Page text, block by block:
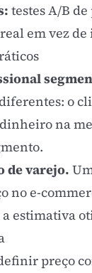
testes A/B
em vez de
o
na
de varejo.
no e-
estimativa
preço